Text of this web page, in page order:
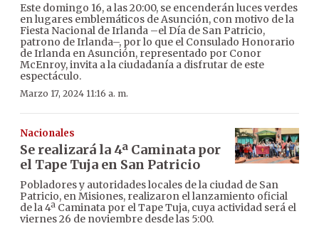
Este domingo 16, a las 20:00, se encenderán luces verdes
en lugares emblemáticos de Asunción, con motivo de la
Fiesta Nacional de Irlanda –el Día de San Patricio,
patrono de Irlanda–, por lo que el Consulado Honorario
de Irlanda en Asunción, representado por Conor
McEnroy, invita a la ciudadanía a disfrutar de este
espectáculo.
Marzo 17, 2024 11:16 a. m.
Nacionales
Se realizará la 4ª Caminata por
el Tape Tuja en San Patricio
Pobladores y autoridades locales de la ciudad de San
Patricio, en Misiones, realizaron el lanzamiento oficial
de la 4ª Caminata por el Tape Tuja, cuya actividad será el
viernes 26 de noviembre desde las 5:00.